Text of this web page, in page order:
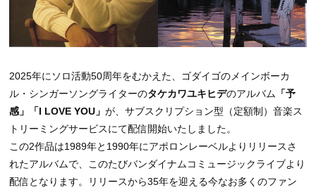
2025年にソロ活動50周年をむかえた、ゴダイゴのメインボーカ
ル・シンガーソングライターのタケカワユキヒデのアルバム 「予
感」「I LOVE YOU」が、サブスクリプション型（定額制）音楽ス
トリーミングサービスにて配信開始いたしました。
この2作品は1989年と1990年にアポロンレーベルよりリリースさ
れたアルバムで、このたびバンダイナムコミュージックライブより
配信となります。リリースから35年を迎える今なお多くのファン